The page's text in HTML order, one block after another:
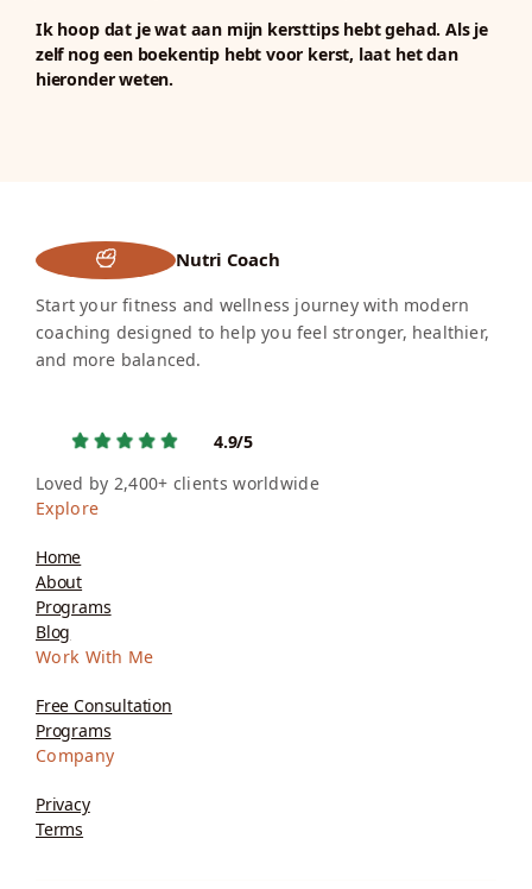
Ik hoop dat je wat aan mijn kersttips hebt gehad. Als je
zelf nog een boekentip hebt voor kerst, laat het dan
hieronder weten.
Nutri Coach
Start your fitness and wellness journey with modern
coaching designed to help you feel stronger, healthier,
and more balanced.
4.9/5
Loved by 2,400+ clients worldwide
Explore
Home
About
Programs
Blog
Work With Me
Free Consultation
Programs
Company
Privacy
Terms